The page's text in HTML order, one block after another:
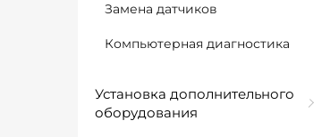
Замена датчиков
Компьютерная диагностика
Установка дополнительного
оборудования